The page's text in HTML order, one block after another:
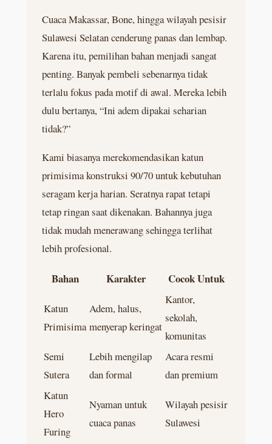
Cuaca Makassar, Bone, hingga wilayah pesisir
Sulawesi Selatan cenderung panas dan lembap.
Karena itu, pemilihan bahan menjadi sangat
penting. Banyak pembeli sebenarnya tidak
terlalu fokus pada motif di awal. Mereka lebih
dulu bertanya, “Ini adem dipakai seharian
tidak?”
Kami biasanya merekomendasikan katun
primisima konstruksi 90/70 untuk kebutuhan
seragam kerja harian. Seratnya rapat tetapi
tetap ringan saat dikenakan. Bahannya juga
tidak mudah menerawang sehingga terlihat
lebih profesional.
Bahan Karakter Cocok Untuk
Katun
Primisima
Adem, halus,
menyerap keringat
Kantor,
sekolah,
komunitas
Semi
Sutera
Lebih mengilap
dan formal
Acara resmi
dan premium
Katun
Hero
Furing
Nyaman untuk
cuaca panas
Wilayah pesisir
Sulawesi